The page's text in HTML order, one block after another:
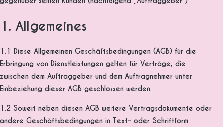
1. Allgemeines
1.1 Diese Allgemeinen Geschäftsbedingungen (AGB) für die
Erbringung von Dienstleistungen gelten für Verträge, die
zwischen dem Auftraggeber und dem Auftragnehmer unter
Einbeziehung dieser AGB geschlossen werden.
1.2 Soweit neben diesen AGB weitere Vertragsdokumente oder
andere Geschäftsbedingungen in Text- oder Schriftform